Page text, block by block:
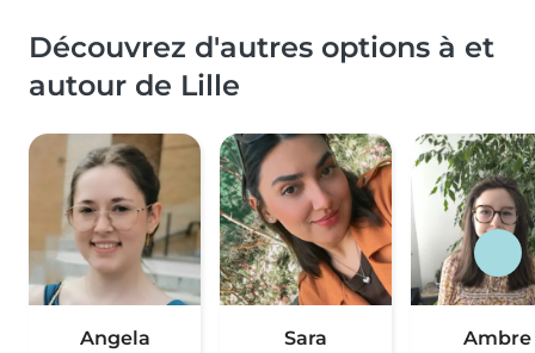
Découvrez d'autres options à et
autour de Lille
Angela Sara Ambre